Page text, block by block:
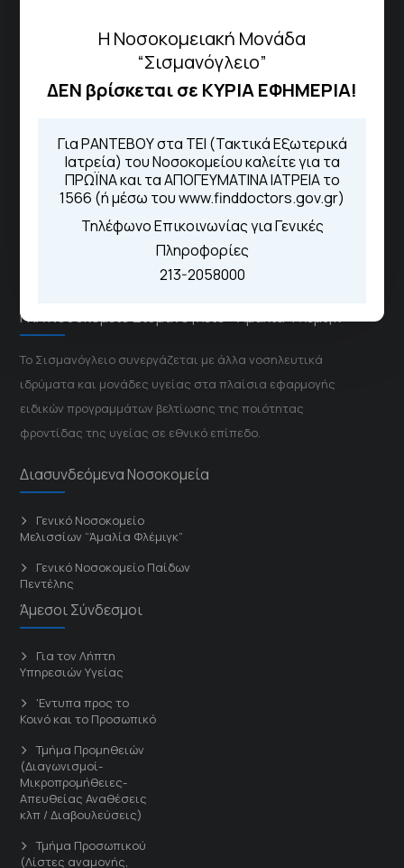
Η Νοσοκομειακή Μονάδα
“Σισμανόγλειο”
ΔΕΝ βρίσκεται σε ΚΥΡΙΑ ΕΦΗΜΕΡΙΑ!
Για ΡΑΝΤΕΒΟΥ στα ΤΕΙ (Τακτικά Εξωτερικά
Ιατρεία) του Νοσοκομείου καλείτε για τα
ΠΡΩΪΝΑ και τα ΑΠΟΓΕΥΜΑΤΙΝΑ ΙΑΤΡΕΙΑ το
1566 (ή μέσω του www.finddoctors.gov.gr)
Τηλέφωνο Επικοινωνίας για Γενικές
Πληροφορίες
213-2058000
Τηλέφωνα για Ραντεβού
ιατρεία:
Από τον ιστότοποeΡαντεβού
Καλώντας στην φωνητική πύλη του
1566
Μέσω της εφαρμογής "MyHealth
App"
ΓΝΑ Νοσοκομείο Σισμανόγλειο - Αμαλία Φλέμιγκ
Το Σισμανόγλειο συνεργάζεται με άλλα νοσηλευτικά
ιδρύματα και μονάδες υγείας στα πλαίσια εφαρμογής
ειδικών προγραμμάτων βελτίωσης της ποιότητας
φροντίδας της υγείας σε εθνικό επίπεδο.
Διασυνδεόμενα Νοσοκομεία
Γενικό Νοσοκομείο
Μελισσίων “Άμαλία Φλέμιγκ”
Γενικό Νοσοκομείο Παίδων
Πεντέλης
Άμεσοι Σύνδεσμοι
Για τον Λήπτη
Υπηρεσιών Υγείας
'Εντυπα προς το
Κοινό και το Προσωπικό
Τμήμα Προμηθειών
(Διαγωνισμοί-
Μικροπρομήθειες-
Απευθείας Αναθέσεις
κλπ / Διαβουλεύσεις)
Τμήμα Προσωπικού
(Λίστες αναμονής,